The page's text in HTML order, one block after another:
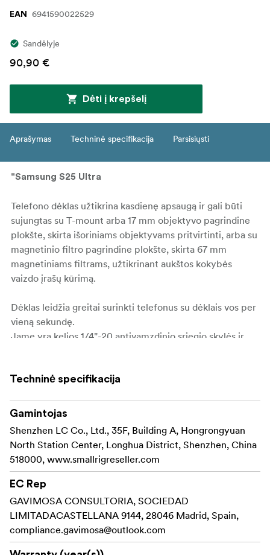
EAN 6941590022529
Sandėlyje
90,90 €
Dėti į krepšelį
Aprašymas Techninė specifikacija Parsisiųsti
"Samsung S25 Ultra
Telefono dėklas užtikrina kasdienę apsaugą ir gali būti
sujungtas su T-mount arba 17 mm objektyvo pagrindine
plokšte, skirta išoriniams objektyvams pritvirtinti, arba su
magnetinio filtro pagrindine plokšte, skirta 67 mm
magnetiniams filtrams, užtikrinant aukštos kokybės
vaizdo įrašų kūrimą.
Dėklas leidžia greitai surinkti telefonus su dėklais vos per
vieną sekundę.
Jame yra kelios 1/4"-20 antivamzdinio sriegio skylės ir
filmavimo galimybės.
efektyvų surinkimą ir išardymą.
Šonuose įrengti du riešo ir peties diržo skylučių
komplektai, suderinami su profesionaliais diržais, kurių
skersmuo yra mažesnis nei 2 mm, todėl pagerėja
nešiojamumas per filmavimo pertraukas.
Dėka tuščiavidurio išpjovimo konstrukcijos galima
netrukdomai pasiekti telefono mygtukus, prievadus,
rašiklį, radarą, itin plataus kampo objektyvą ir belaidį
Techninė specifikacija
Gamintojas
Shenzhen LC Co., Ltd., 35F, Building A, Hongrongyuan
North Station Center, Longhua District, Shenzhen, China
518000, www.smallrigreseller.com
EC Rep
GAVIMOSA CONSULTORIA, SOCIEDAD
LIMITADACASTELLANA 9144, 28046 Madrid, Spain,
compliance.gavimosa@outlook.com